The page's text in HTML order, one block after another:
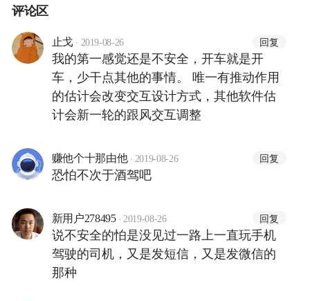
评论区
止戈 · 2019-08-26 回复
我的第一感觉还是不安全，开车就是开
车，少干点其他的事情。 唯一有推动作用
的估计会改变交互设计方式，其他软件估
计会新一轮的跟风交互调整
赚他个十那由他 · 2019-08-26 回复
恐怕不次于酒驾吧
新用户278495 · 2019-08-26 回复
说不安全的怕是没见过一路上一直玩手机
驾驶的司机，又是发短信，又是发微信的
那种